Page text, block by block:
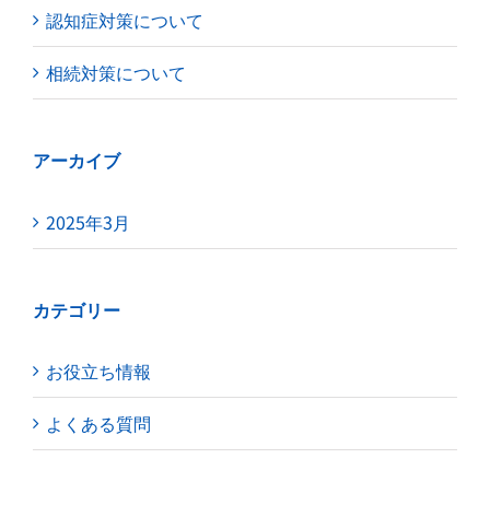
認知症対策について
相続対策について
アーカイブ
2025年3月
カテゴリー
お役立ち情報
よくある質問